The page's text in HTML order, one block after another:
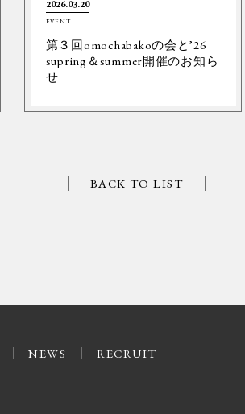
2026.03.20
EVENT
第３回omochabakoの会と’26
supring＆summer開催のお知ら
せ
BACK TO LIST
NEWS RECRUIT